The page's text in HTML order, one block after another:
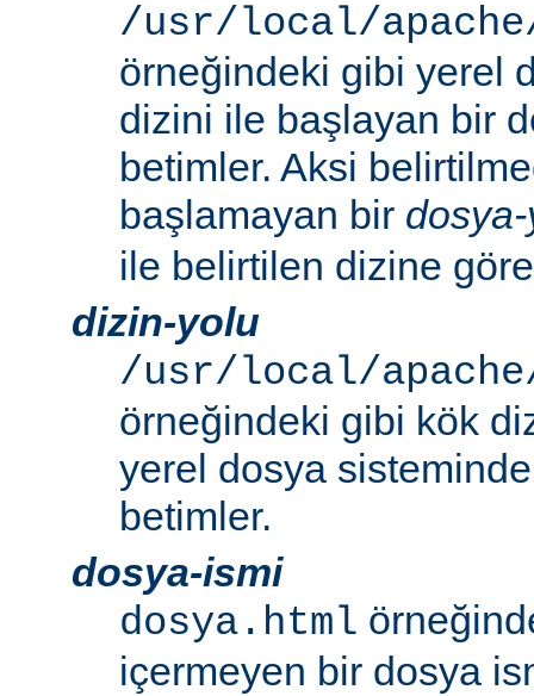
/usr/local/
örneğindeki gibi yerel
dizini ile başlayan bir
betimler. Aksi
başlamayan bir
ile belirtilen dizine göre
dizin-yolu
/usr/local/
örneğindeki gibi kök
yerel dosya
betimler.
dosya-ismi
dosya.html
içermeyen bir dosya